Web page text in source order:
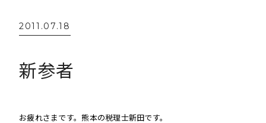
2011.07.18
新参者
お疲れさまです。熊本の税理士新田です。